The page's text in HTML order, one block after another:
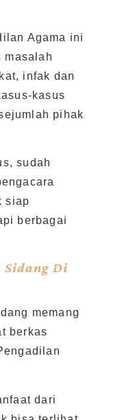
Agama ini
masalah
infak dan
kasus
pihak
sudah
siap
berbagai
Sidang Di
memang
berkas
dari